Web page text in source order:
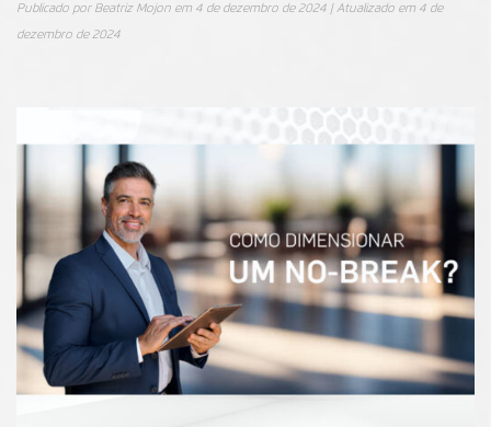
Publicado por Beatriz Mojon em 4 de dezembro de 2024 | Atualizado em 4 de
dezembro de 2024